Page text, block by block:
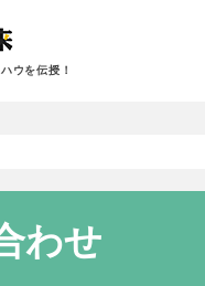
ウを伝授！
わせ